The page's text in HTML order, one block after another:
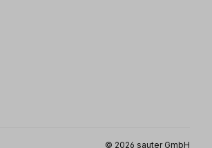
© 2026 sauter GmbH